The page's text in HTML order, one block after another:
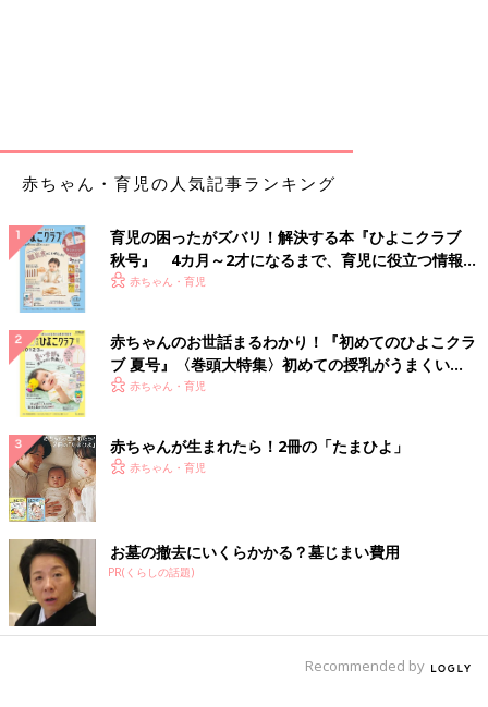
白菜と大根の桜えび煮 作り方・レシピ
離乳食完了期1歳 ～1歳6ヶ月ごろ
どビタミン類を含む食材を使った、体の調子を
整えるビタミンのレシピをご紹介。白菜と大根
の桜えび煮
方・レシピ 離乳食完了期1歳 ～1歳6ヶ月
ごろ
1歳～1歳6ヶ月ごろから使える、野菜や果物な
どビタミン類を含む食材を使った、体の調子を
具だくさんのヨーグルトサラダ 作り
整えるビタミンのレシピをご紹介。具だくさん
のヨーグルトサラダ
乳製品のおすすめレシピ 離乳食完了期1歳～1歳6ヶ
月ごろ
赤ちゃん・育児の人気記事ランキング
育児の困ったがズバリ！解決する本『ひよこクラブ
秋号』 4カ月～2才になるまで、育児に役立つ情報が
いっぱい！
赤ちゃん・育児
赤ちゃんのお世話まるわかり！『初めてのひよこクラ
ブ 夏号』〈巻頭大特集〉初めての授乳がうまくい
く！ おっぱい・ミルクの基本と夏のトラブル 解決テ
赤ちゃん・育児
赤ちゃんが生まれたら！2冊の「たまひよ」
赤ちゃん・育児
お墓の撤去にいくらかかる？墓じまい費用
PR(くらしの話題)
Recommended by